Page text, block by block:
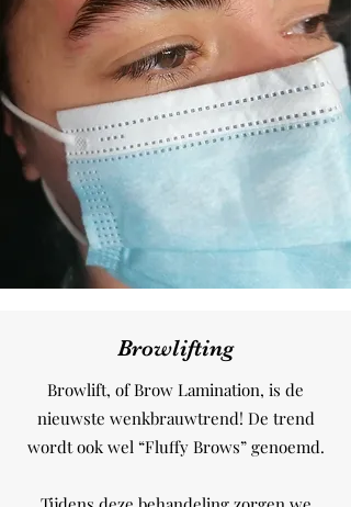
Browlifting
Browlift, of Brow Lamination, is de
nieuwste wenkbrauwtrend! De trend
wordt ook wel “Fluffy Brows” genoemd.